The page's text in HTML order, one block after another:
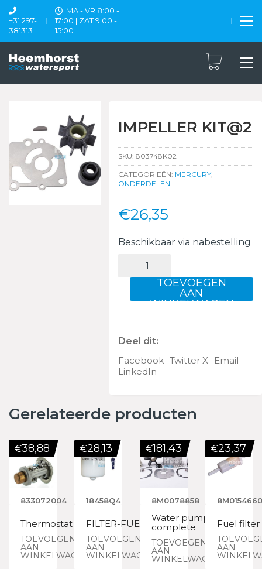
+31 297-
381313
MA - VR 8:00 -
17:00 | ZAT 9:00 -
15:00
IMPELLER KIT@2
SKU: 803748K02
CATEGORIEËN: MERCURY,
ONDERDELEN
€26,35
Beschikbaar via nabestelling
aantal
TOEVOEGEN
AAN
WINKELWAGEN
Deel dit:
Facebook Twitter X
Email
LinkedIn
Gerelateerde producten
833072004
Thermostat
TOEVOEGEN
AAN
WINKELWAGEN
€38,88
18458Q4
FILTER-FUEL
TOEVOEGEN
AAN
WINKELWAGEN
€28,13
8M0078858
Water pump
complete
TOEVOEGEN
AAN
WINKELWAGEN
€181,43
8M0154660
Fuel filter
AAN
€23,37